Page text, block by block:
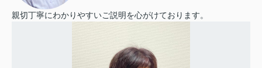
親切丁寧にわかりやすいご説明を心がけております。